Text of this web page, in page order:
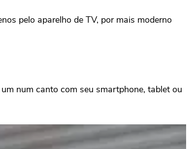
pelo aparelho de TV, por mais moderno
num canto com seu smartphone, tablet ou